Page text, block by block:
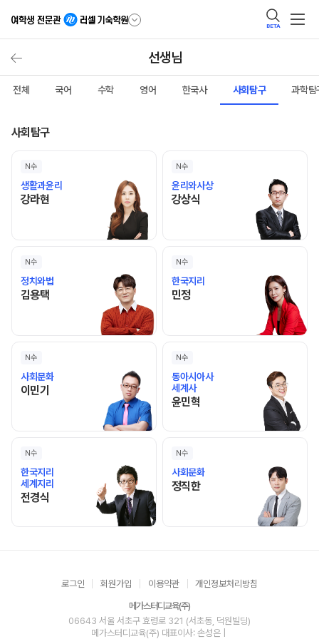
BETA
선생님
전체 국어 수학 영어 한국사 사회탐구 과학탐
사회탐구
N수
생활과윤리
강라현강라현 선생님 홈 바로가기
N수
윤리와사상
강상식 강상식 선생님 홈 바로가기
N수
정치와법
김용택김용택 선생님 홈 바로가기
N수
한국지리
민정민정 선생님 홈 바로가기
N수
사회문화
이민기 이민기 선생님 홈 바로가기
N수
동아시아사
세계사
윤민혁 윤민혁 선생님 홈 바로가기
N수
한국지리
세계지리
전경식 전경식 선생님 홈 바로가기
N수
사회문화
정직한정직한 선생님 홈 바로가기
로그인 회원가입 이용약관 개인정보처리방침
메가스터디교육(주)
06643 서울 서초구 효령로 321 (서초동, 덕원빌딩)
메가스터디교육(주) 대표이사: 손성은 |